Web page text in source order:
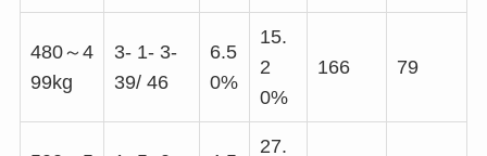
480～4
99kg
3- 1- 3-
39/ 46
6.5
0%
15.
2
0%
166 79
27.